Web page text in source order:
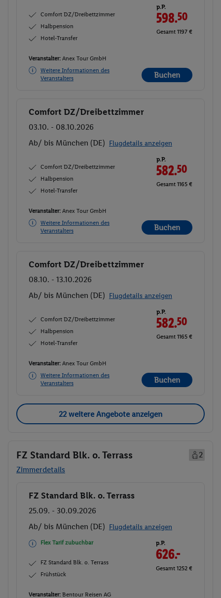
Comfort DZ/Dreibettzimmer
Halbpension
Hotel-Transfer
p.P.
598.50
Gesamt 1197 €
Veranstalter: Anex Tour GmbH
Weitere Informationen des
Veranstalters
Buchen
Buchen
Comfort DZ/Dreibettzimmer
03.10. - 08.10.2026
Ab/ bis München (DE) Flugdetails anzeigen
Comfort DZ/Dreibettzimmer
Halbpension
Hotel-Transfer
p.P.
582.50
Gesamt 1165 €
Veranstalter: Anex Tour GmbH
Weitere Informationen des
Veranstalters
Buchen
Buchen
Comfort DZ/Dreibettzimmer
08.10. - 13.10.2026
Ab/ bis München (DE) Flugdetails anzeigen
Comfort DZ/Dreibettzimmer
Halbpension
Hotel-Transfer
p.P.
582.50
Gesamt 1165 €
Veranstalter: Anex Tour GmbH
Weitere Informationen des
Veranstalters
Buchen
22 weitere Angebote anzeigen
FZ Standard Blk. o. Terrass
2
Zimmerdetails
Buchen
FZ Standard Blk. o. Terrass
25.09. - 30.09.2026
Ab/ bis München (DE) Flugdetails anzeigen
Flex Tarif zubuchbar
FZ Standard Blk. o. Terrass
Frühstück
p.P.
626.-
Gesamt 1252 €
Veranstalter: Bentour Reisen AG